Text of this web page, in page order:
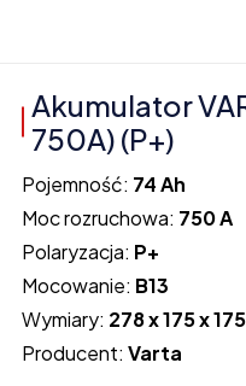
Akumulator
750A) (P+)
Pojemność: 74 Ah
Moc rozruchowa: 750 A
Polaryzacja: P+
Mocowanie: B13
Wymiary: 278 x 175 x 175
Producent:Varta